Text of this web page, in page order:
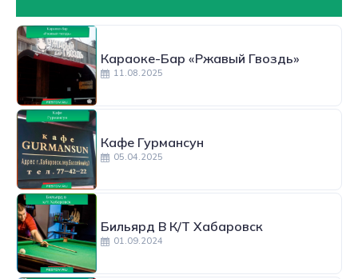
Караоке-Бар «Ржавый Гвоздь»
11.08.2025
Кафе Гурмансун
05.04.2025
Бильярд В К/т Хабаровск
01.09.2024